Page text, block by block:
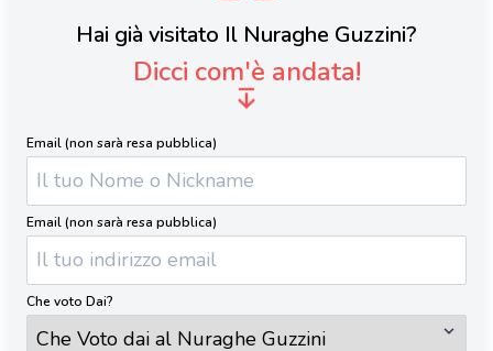
Hai già visitato Il Nuraghe Guzzini?
Dicci com'è andata!
Email (non sarà resa pubblica)
Email (non sarà resa pubblica)
Che voto Dai?